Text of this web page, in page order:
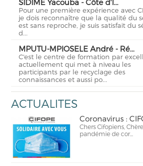
SIDIME Yacouba - Côte d'I...
Pour une première expérience avec
je dois reconnaître que la qualité du
est sans reproche, je suis satisfait du
d...
MPUTU-MPIOSELE André - Ré...
C'est le centre de formation par
actuellement qui met à niveau les
participants par le recyclage des
connaissances et aussi po...
ACTUALITES
Coronavirus :
Chers Cifopiens,
pandémie de cor...